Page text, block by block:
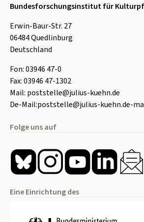
Bundesforschungsinstitut für
Erwin-Baur-Str. 27
06484Quedlinburg
Deutschland
Fon:03946 47-0
Fax:03946 47-1302
Mail: poststelle@julius-kuehn.de
De-Mail:poststelle@julius-kuehn.de-
Folge uns auf
Eine Einrichtung des